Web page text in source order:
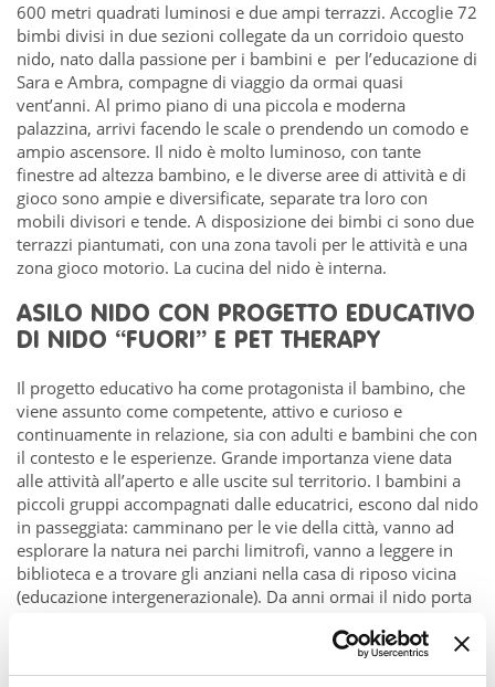
600 metri quadrati luminosi e due ampi terrazzi. Accoglie 72
bimbi divisi in due sezioni collegate da un corridoio questo
nido, nato dalla passione per i bambini e per l’educazione di
Sara e Ambra, compagne di viaggio da ormai quasi
vent’anni. Al primo piano di una piccola e moderna
palazzina, arrivi facendo le scale o prendendo un comodo e
ampio ascensore. Il nido è molto luminoso, con tante
finestre ad altezza bambino, e le diverse aree di attività e di
gioco sono ampie e diversificate, separate tra loro con
mobili divisori e tende. A disposizione dei bimbi ci sono due
terrazzi piantumati, con una zona tavoli per le attività e una
zona gioco motorio. La cucina del nido è interna.
ASILO NIDO CON PROGETTO EDUCATIVO
DI NIDO “FUORI” E PET THERAPY
Il progetto educativo ha come protagonista il bambino, che
viene assunto come competente, attivo e curioso e
continuamente in relazione, sia con adulti e bambini che con
il contesto e le esperienze. Grande importanza viene data
alle attività all’aperto e alle uscite sul territorio. I bambini a
piccoli gruppi accompagnati dalle educatrici, escono dal nido
in passeggiata: camminano per le vie della città, vanno ad
esplorare la natura nei parchi limitrofi, vanno a leggere in
biblioteca e a trovare gli anziani nella casa di riposo vicina
(educazione intergenerazionale). Da anni ormai il nido porta
con gli animali che arrivano al nido e i bambini pian piano